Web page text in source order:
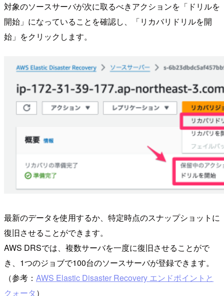
対象のソースサーバが次に取るべきアクションを「ドリルを
開始」になっていることを確認し、「リカバリドリルを開
始」をクリックします。
最新のデータを使用するか、特定時点のスナップショットに
復旧させることができます。
AWS DRSでは、複数サーバを一度に復旧させることがで
き、1つのジョブで100台のソースサーバが登録できます。
（参考： AWS Elastic Disaster Recovery エンドポイントと
クォータ ）